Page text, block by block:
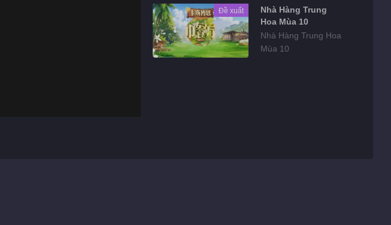
Đề xuất
Nhà Hàng Trung
Hoa Mùa 10
Nhà Hàng Trung Hoa
Mùa 10